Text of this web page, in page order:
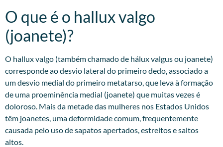
O que é o hallux valgo
(joanete)?
O hallux valgo (também chamado de hálux valgus ou joanete)
corresponde ao desvio lateral do primeiro dedo, associado a
um desvio medial do primeiro metatarso, que leva à formação
de uma proeminência medial (joanete) que muitas vezes é
doloroso. Mais da metade das mulheres nos Estados Unidos
têm joanetes, uma deformidade comum, frequentemente
causada pelo uso de sapatos apertados, estreitos e saltos
altos.